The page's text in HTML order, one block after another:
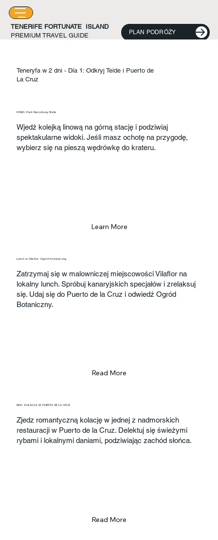
PLAN PODRÓŻY
TENERIFE FORTUNATE ISLAND
PREMIUM TRAVEL GUIDE
Teneryfa w 2 dni - Día 1: Odkryj Teide i Puerto de
La Cruz
RANO. Park Narodowy Teide
Wjedź kolejką linową na górną stację i podziwiaj
spektakularne widoki. Jeśli masz ochotę na przygodę,
wybierz się na pieszą wędrówkę do krateru.
Learn More
Lunch w Vilaflor. Ogród botaniczny
Zatrzymaj się w malowniczej miejscowości Vilaflor na
lokalny lunch. Spróbuj kanaryjskich specjałów i zrelaksuj
się. Udaj się do Puerto de la Cruz i odwiedź Ogród
Botaniczny.
Read More
NOC. KOLACJA W PUERTO DE LA CRUZ
Zjedz romantyczną kolację w jednej z nadmorskich
restauracji w Puerto de la Cruz. Delektuj się świeżymi
rybami i lokalnymi daniami, podziwiając zachód słońca.
Read More